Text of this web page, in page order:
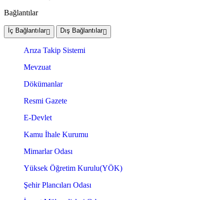
Bağlantılar
İç Bağlantılar Dış Bağlantılar
Arıza Takip Sistemi
Mevzuat
Dökümanlar
Resmi Gazete
E-Devlet
Kamu İhale Kurumu
Mimarlar Odası
Yüksek Öğretim Kurulu(YÖK)
Şehir Plancıları Odası